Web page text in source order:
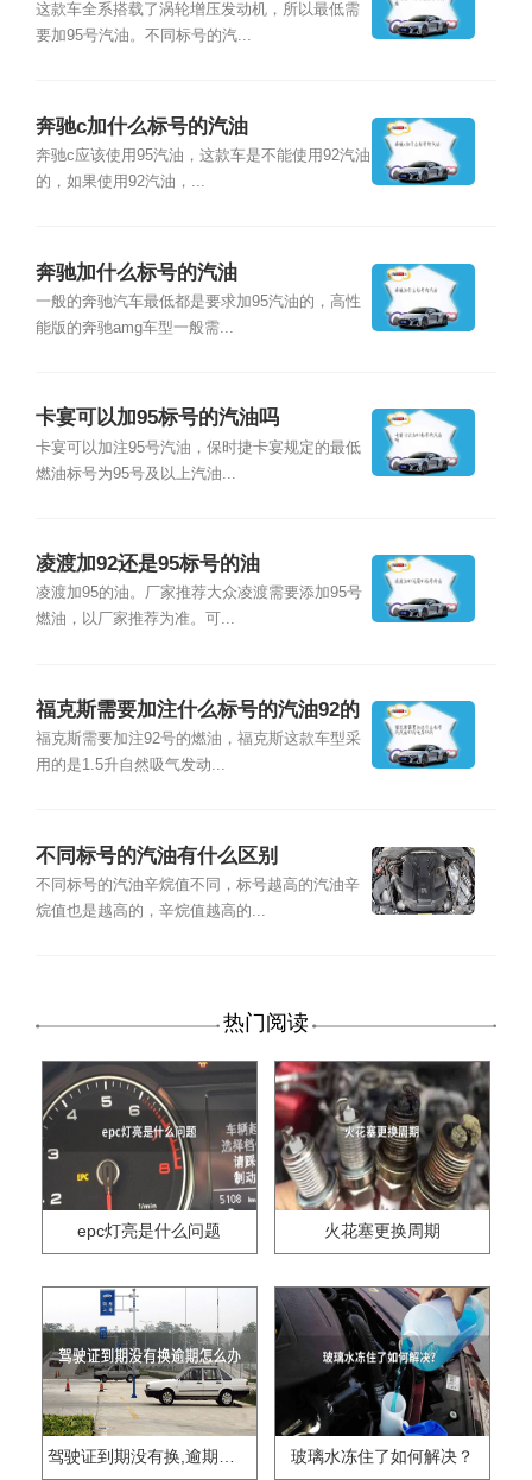
这款车全系搭载了涡轮增压发动机，所以最低需
要加95号汽油。不同标号的汽...
奔驰c加什么标号的汽油
奔驰c应该使用95汽油，这款车是不能使用92汽油
的，如果使用92汽油，...
奔驰加什么标号的汽油
一般的奔驰汽车最低都是要求加95汽油的，高性
能版的奔驰amg车型一般需...
卡宴可以加95标号的汽油吗
卡宴可以加注95号汽油，保时捷卡宴规定的最低
燃油标号为95号及以上汽油...
凌渡加92还是95标号的油
凌渡加95的油。厂家推荐大众凌渡需要添加95号
燃油，以厂家推荐为准。可...
福克斯需要加注什么标号的汽油92的
还是95的
福克斯需要加注92号的燃油，福克斯这款车型采
用的是1.5升自然吸气发动...
不同标号的汽油有什么区别
不同标号的汽油辛烷值不同，标号越高的汽油辛
烷值也是越高的，辛烷值越高的...
热门阅读
epc灯亮是什么问题 火花塞更换周期
驾驶证到期没有换,逾期怎么办?? 玻璃水冻住了如何解决？